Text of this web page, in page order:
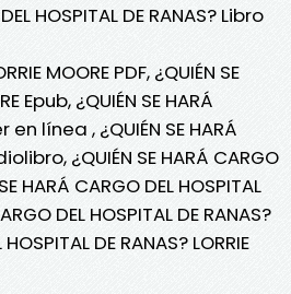
HOSPITAL DE RANAS? Libro
MOORE PDF, ¿QUIÉN SE
Epub, ¿QUIÉN SE HARÁ
en línea , ¿QUIÉN SE HARÁ
¿QUIÉN SE HARÁ CARGO
HARÁ CARGO DEL HOSPITAL
DEL HOSPITAL DE RANAS?
DE RANAS? LORRIE